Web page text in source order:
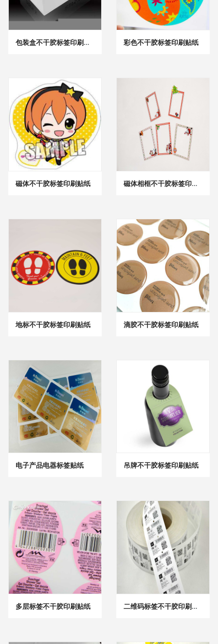
包装盒不干胶标签印刷贴纸 彩色不干胶标签印刷贴纸
磁体不干胶标签印刷贴纸 磁体相框不干胶标签印刷贴纸
地标不干胶标签印刷贴纸 滴胶不干胶标签印刷贴纸
电子产品电器标签贴纸 吊牌不干胶标签印刷贴纸
多层标签不干胶印刷贴纸 二维码标签不干胶印刷贴纸